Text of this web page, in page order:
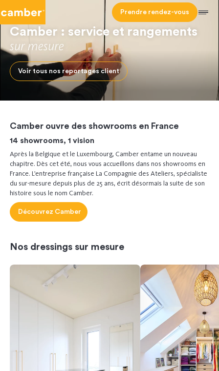
Prendre rendez-vous Menu
Camber : service et rangements
sur mesure
Voir tous nos reportages client
Camber ouvre des showrooms en France
14 showrooms, 1 vision
Après la Belgique et le Luxembourg, Camber entame un nouveau
chapitre. Dès cet été, nous vous accueillons dans nos showrooms en
France. L’entreprise française La Compagnie des Ateliers, spécialiste
du sur-mesure depuis plus de 25 ans, écrit désormais la suite de son
histoire sous le nom Camber.
Découvrez Camber
Nos dressings sur mesure